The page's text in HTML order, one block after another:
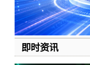
即时资讯